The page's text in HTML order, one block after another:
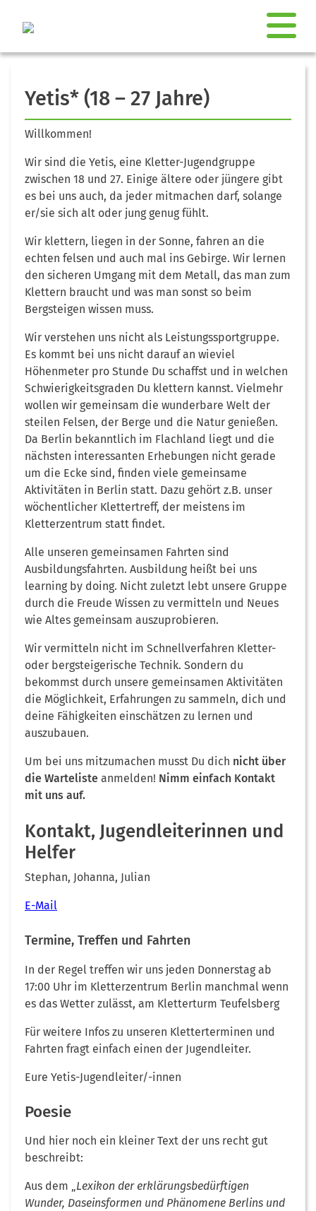
++++ Spiele, Punsch und Plätzchen, Spieleabend am Do, 11.
Yetis* (18 – 27 Jahre)
Willkommen!
Wir sind die Yetis, eine Kletter-Jugendgruppe
zwischen 18 und 27. Einige ältere oder jüngere gibt
es bei uns auch, da jeder mitmachen darf, solange
er/sie sich alt oder jung genug fühlt.
Wir klettern, liegen in der Sonne, fahren an die
echten felsen und auch mal ins Gebirge. Wir lernen
den sicheren Umgang mit dem Metall, das man zum
Klettern braucht und was man sonst so beim
Bergsteigen wissen muss.
Wir verstehen uns nicht als Leistungssportgruppe.
Es kommt bei uns nicht darauf an wieviel
Höhenmeter pro Stunde Du schaffst und in welchen
Schwierigkeitsgraden Du klettern kannst. Vielmehr
wollen wir gemeinsam die wunderbare Welt der
steilen Felsen, der Berge und die Natur genießen.
Da Berlin bekanntlich im Flachland liegt und die
nächsten interessanten Erhebungen nicht gerade
um die Ecke sind, finden viele gemeinsame
Aktivitäten in Berlin statt. Dazu gehört z.B. unser
wöchentlicher Klettertreff, der meistens im
Kletterzentrum statt findet.
Alle unseren gemeinsamen Fahrten sind
Ausbildungsfahrten. Ausbildung heißt bei uns
learning by doing. Nicht zuletzt lebt unsere Gruppe
durch die Freude Wissen zu vermitteln und Neues
wie Altes gemeinsam auszuprobieren.
Wir vermitteln nicht im Schnellverfahren Kletter-
oder bergsteigerische Technik. Sondern du
bekommst durch unsere gemeinsamen Aktivitäten
die Möglichkeit, Erfahrungen zu sammeln, dich und
deine Fähigkeiten einschätzen zu lernen und
auszubauen.
Um bei uns mitzumachen musst Du dich nicht über
die Warteliste anmelden! Nimm einfach Kontakt
mit uns auf.
Kontakt, Jugendleiterinnen und
Helfer
Stephan, Johanna, Julian
E-Mail
Termine, Treffen und Fahrten
In der Regel treffen wir uns jeden Donnerstag ab
17:00 Uhr im Kletterzentrum Berlin manchmal wenn
es das Wetter zulässt, am Kletterturm Teufelsberg
Für weitere Infos zu unseren Kletterterminen und
Fahrten fragt einfach einen der Jugendleiter.
Eure Yetis-Jugendleiter/-innen
Poesie
Und hier noch ein kleiner Text der uns recht gut
beschreibt:
Aus dem „Lexikon der erklärungsbedürftigen
Wunder, Daseinsformen und Phänomene Berlins und